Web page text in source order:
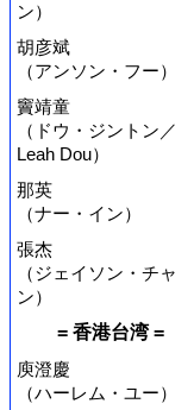
ン）
胡彦斌
（アンソン・フー）
竇靖童
（ドウ・ジントン／
Leah Dou）
那英
（ナー・イン）
張杰
（ジェイソン・チャ
ン）
= 香港台湾 =
庾澄慶
（ハーレム・ユー）